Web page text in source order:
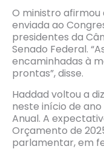
O ministro
enviada ao
presidentes da
Senado Federal.
encaminhadas à
prontas”, disse.
Haddad voltou a
neste início de
Anual. A
Orçamento de
parlamentar, em